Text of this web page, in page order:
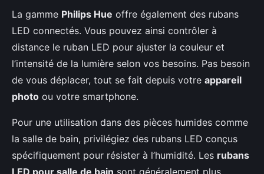
La gamme Philips Hue offre également des rubans
LED connectés. Vous pouvez ainsi contrôler à
distance le ruban LED pour ajuster la couleur et
l’intensité de la lumière selon vos besoins. Pas besoin
de vous déplacer, tout se fait depuis votre appareil
photo ou votre smartphone.
Pour une utilisation dans des pièces humides comme
la salle de bain, privilégiez des rubans LED conçus
spécifiquement pour résister à l’humidité. Les rubans